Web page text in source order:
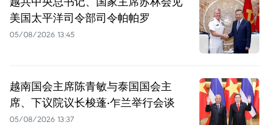
美国太平洋司令部司令帕帕罗
05/08/2026 13:45
越南国会主席陈青敏与泰国国会主
席、下议院议长梭蓬·乍兰举行会谈
05/08/2026 13:37